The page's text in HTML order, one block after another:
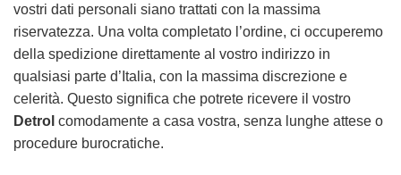
vostri dati personali siano trattati con la massima
riservatezza. Una volta completato l’ordine, ci occuperemo
della spedizione direttamente al vostro indirizzo in
qualsiasi parte d’Italia, con la massima discrezione e
celerità. Questo significa che potrete ricevere il vostro
Detrol comodamente a casa vostra, senza lunghe attese o
procedure burocratiche.